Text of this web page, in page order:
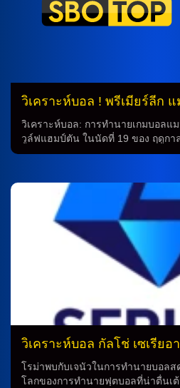
วิเคราะห์บอล ! พรีเมียร์ลีก
ตัน 30 ธ.ค.68
วิเคราะห์บอล: การทำนายเกมบอลแ
วูล์ฟแฮมป์ตัน ในนัดที่ 19 ของ ฤดูกา
พรีเมียร์ลีก อังกฤษ ทีม แมนเชสเตอ
ป์ตัน ทีมที่อยู่ท้ายตารางซึ่งมีเพียง 2
เกมนี้จะถูกเล่นในวันอังคารที่ 30 ธัน
ตามเวลาประเทศไทย ซึ่งเป็นเกมลีก
สองทีม โดยในการพบกันครั้งก่อนที่ส
ยูไนเต็ด ทีมนี้ได้ชนะอย่างง่ายด้วยค
ความสมดุลของทั้งสองทีมในฤดูกาลนี้
กลายเป็นเรื่องที่น่าสนใจอย่างมาก โ
ที่มีฟอร์มที่ดีและมีการเล่นที่มั่นคง อา
เลี่ยงการตกอยู่ในทีมที่ตกอยู่ท้ายตาร
ขึ้น การทำนายผลเกมบอลต้องพิจาร
[…]
วิเคราะห์บอล กัลโช่ เซเรียอ
โรม่าพบกับเจนัวในการทำนายบอล
โลกของการทำนายฟุตบอลที่น่าตื่นเ